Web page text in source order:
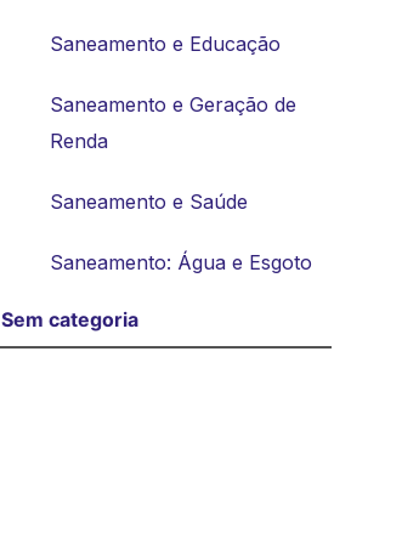
Saneamento e Educação
Saneamento e Geração de
Renda
Saneamento e Saúde
Saneamento: Água e Esgoto
Sem categoria